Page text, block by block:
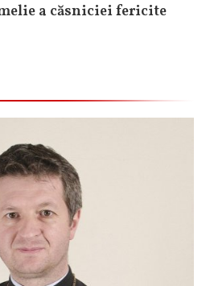
a căsniciei fericite